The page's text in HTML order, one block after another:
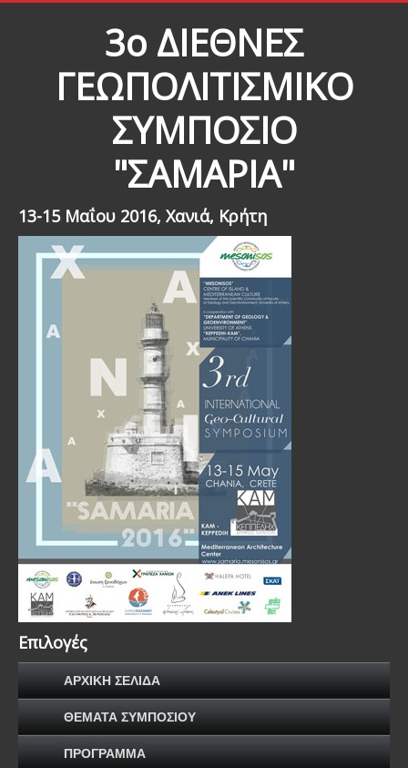
3ο ΔΙΕΘΝΕΣ
ΓΕΩΠΟΛΙΤΙΣΜΙΚΟ
ΣΥΜΠΟΣΙΟ
"ΣΑΜΑΡΙΑ"
13-15 Μαΐου 2016, Xανιά, Κρήτη
Επιλογές
ΑΡΧΙΚΗ ΣΕΛΙΔΑ
ΘΕΜΑΤΑ ΣΥΜΠΟΣΙΟΥ
ΠΡΟΓΡΑΜΜΑ